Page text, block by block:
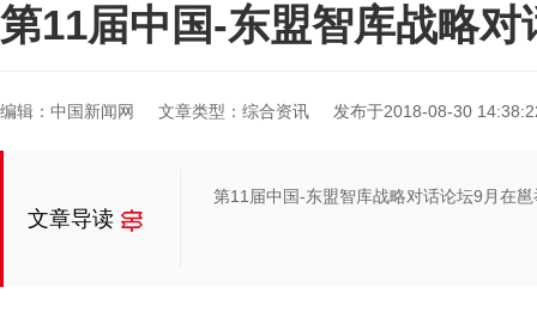
第11届中国-东盟智库战略
编辑：中国新闻网 文章类型：综合资讯 发布于2018-08-30
文章导读
第11届中国-东盟智库战略对话论坛9月在邕